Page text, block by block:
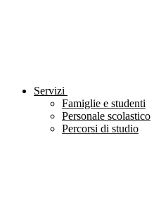
Servizi
Famiglie e studenti
Personale scolastico
Percorsi di studio